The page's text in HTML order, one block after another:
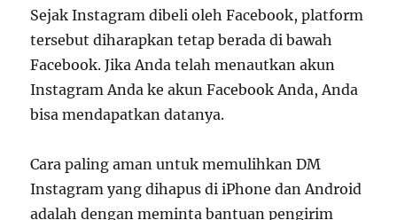
Sejak Instagram dibeli oleh Facebook, platform
tersebut diharapkan tetap berada di bawah
Facebook. Jika Anda telah menautkan akun
Instagram Anda ke akun Facebook Anda, Anda
bisa mendapatkan datanya.
Cara paling aman untuk memulihkan DM
Instagram yang dihapus di iPhone dan Android
adalah dengan meminta bantuan pengirim